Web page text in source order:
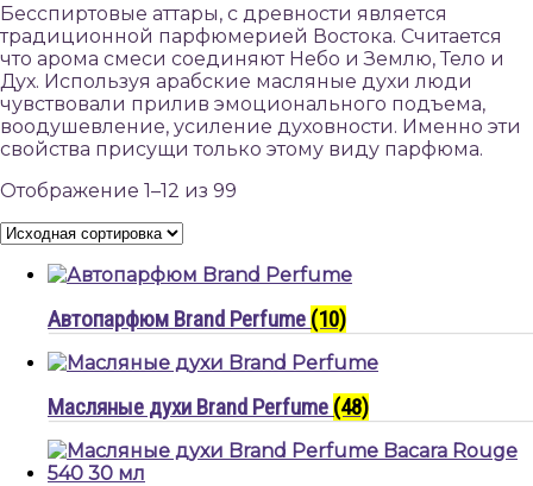
Бесспиртовые аттары, с древности является
традиционной парфюмерией Востока. Считается
что арома смеси соединяют Небо и Землю, Тело и
Дух. Используя арабские масляные духи люди
чувствовали прилив эмоционального подъема,
воодушевление, усиление духовности. Именно эти
свойства присущи только этому виду парфюма.
Отображение 1–12 из 99
Автопарфюм Brand Perfume (10)
Масляные духи Brand Perfume (48)